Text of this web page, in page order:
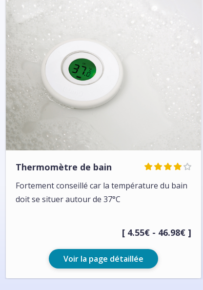
Thermomètre de bain
Fortement conseillé car la température du bain
doit se situer autour de 37°C
[ 4.55€ - 46.98€ ]
Voir la page détaillée